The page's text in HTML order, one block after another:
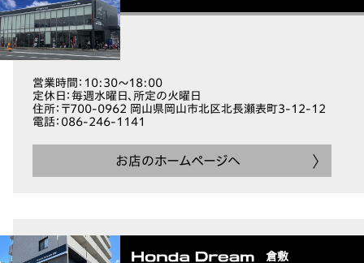
営業時間 ：10:30～18:00
定休日 ：毎週水曜日、所定の火曜日
住所：〒700-0962 岡山県岡山市北区北長瀬表町3-12-12
電話：086-246-1141
お店のホームページへ
倉敷